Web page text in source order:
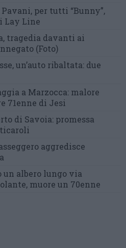
per tutti “Bunny”,
Lay Line
tragedia davanti ai
(Foto)
un’auto ribaltata: due
a Marzocca: malore
71enne di Jesi
di Savoia: promessa
aggredisce
un albero lungo via
muore un 70enne